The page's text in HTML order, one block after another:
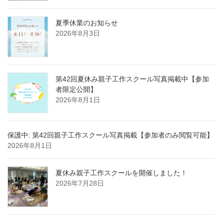
夏季休業のお知らせ
2026年8月3日
第42回夏休み親子工作スクール写真掲載中【参加
者限定公開】
2026年8月1日
保護中: 第42回親子工作スクール写真掲載【参加者のみ閲覧可能】
2026年8月1日
夏休み親子工作スクールを開催しました！
2026年7月28日